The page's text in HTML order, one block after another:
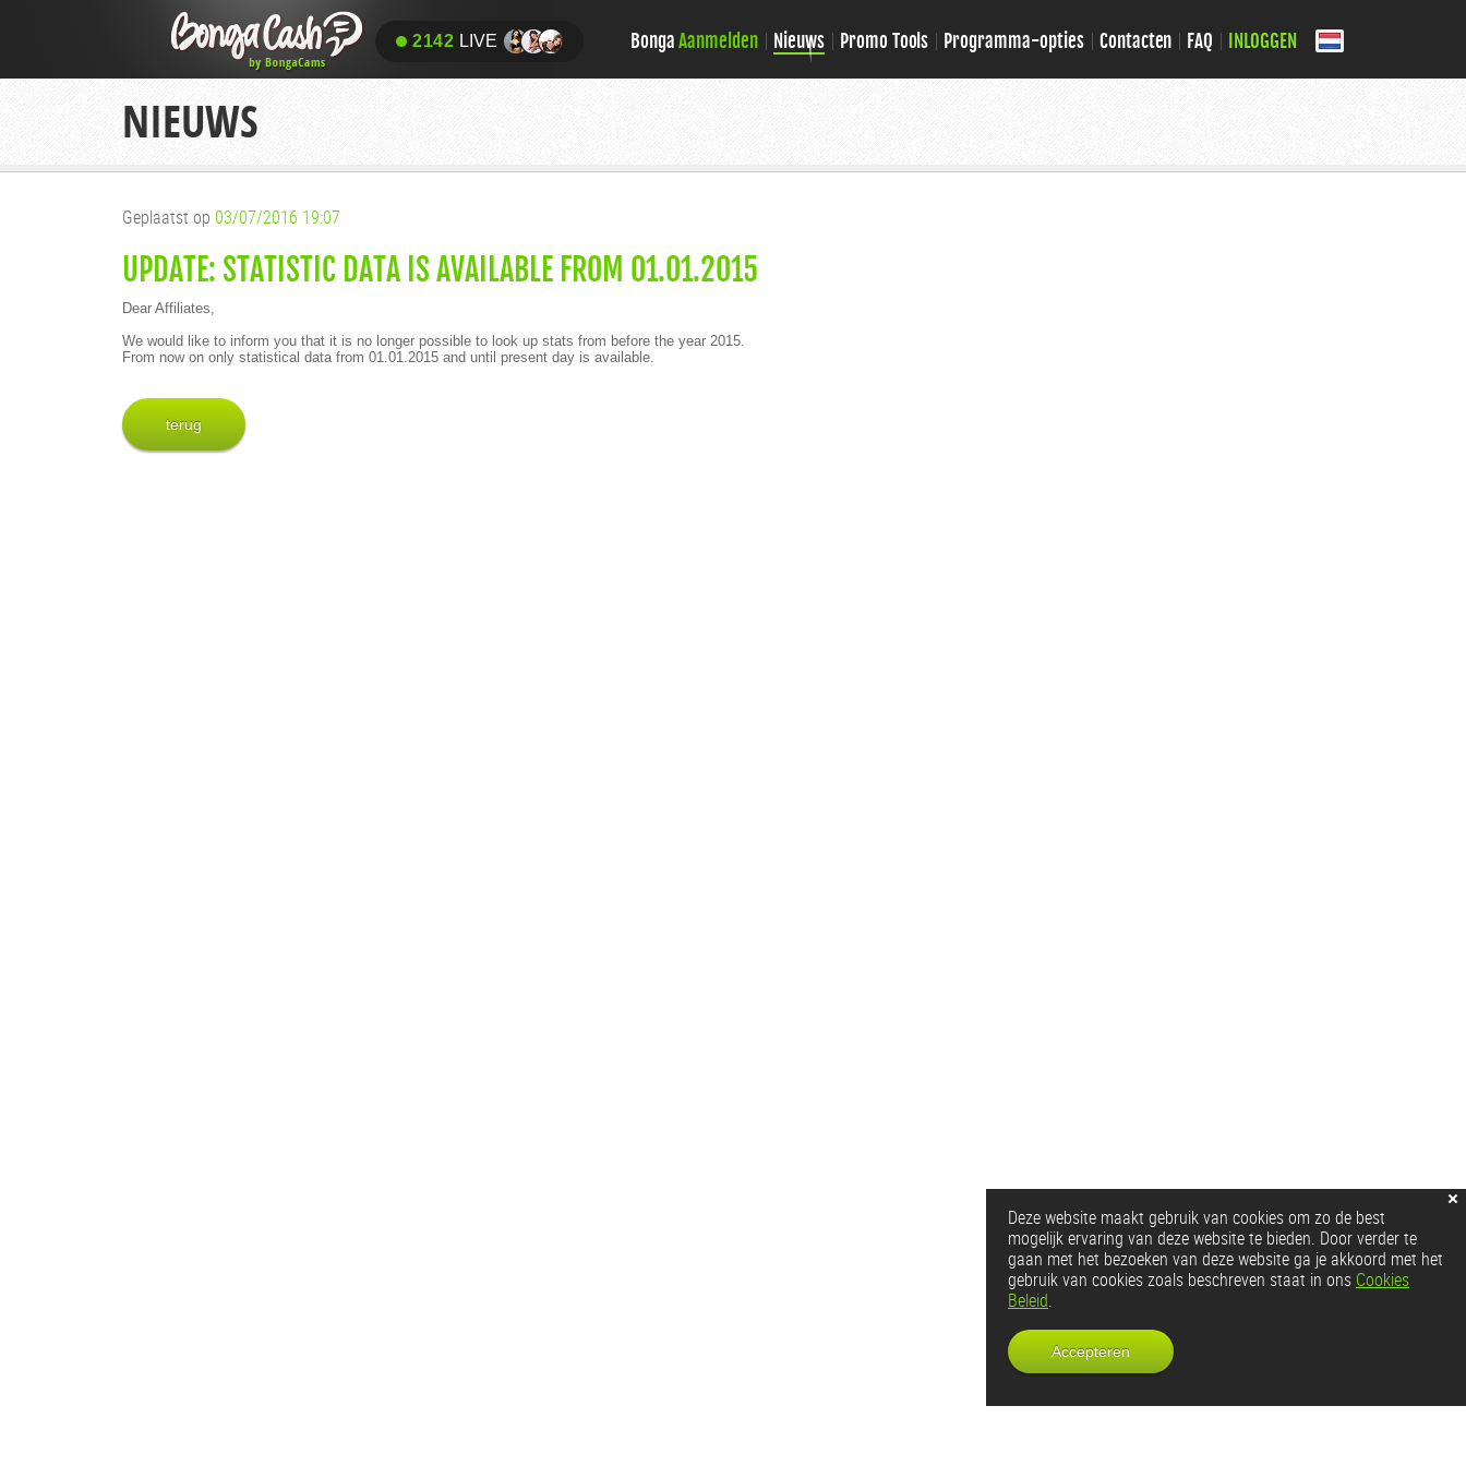
2142 LIVE BongaAanmelden Nieuws Promo Tools Programma-opties Contacten FAQ INLOGGEN
NIEUWS
Geplaatst op 03/07/2016 19:07
UPDATE: STATISTIC DATA IS AVAILABLE FROM 01.01.2015
Dear Affiliates,
We would like to inform you that it is no longer possible to look up stats from before the year 2015.
From now on only statistical data from 01.01.2015 and until present day is available.
terug
Deze website maakt gebruik van cookies om zo de best
mogelijk ervaring van deze website te bieden. Door verder te
gaan met het bezoeken van deze website ga je akkoord met het
gebruik van cookies zoals beschreven staat in ons Cookies
Beleid.
Accepteren